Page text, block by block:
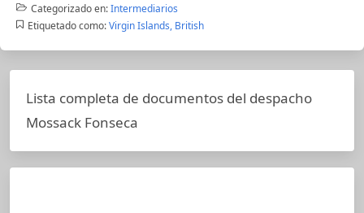
Categorizado en:Intermediarios
Etiquetado como: Virgin Islands, British
Lista completa de documentos del despacho
Mossack Fonseca